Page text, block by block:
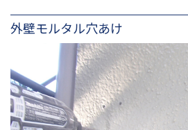
外壁モルタル穴あけ